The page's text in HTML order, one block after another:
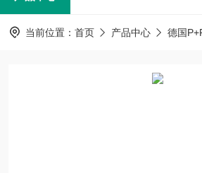
当前位置： 首页 产品中心 德国